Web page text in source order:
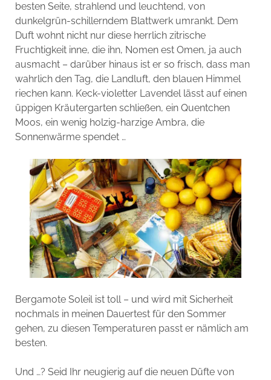
besten Seite, strahlend und leuchtend, von
dunkelgrün-schillerndem Blattwerk umrankt. Dem
Duft wohnt nicht nur diese herrlich zitrische
Fruchtigkeit inne, die ihn, Nomen est Omen, ja auch
ausmacht – darüber hinaus ist er so frisch, dass man
wahrlich den Tag, die Landluft, den blauen Himmel
riechen kann. Keck-violetter Lavendel lässt auf einen
üppigen Kräutergarten schließen, ein Quentchen
Moos, ein wenig holzig-harzige Ambra, die
Sonnenwärme spendet …
Bergamote Soleil ist toll – und wird mit Sicherheit
nochmals in meinen Dauertest für den Sommer
gehen, zu diesen Temperaturen passt er nämlich am
besten.
Und …? Seid Ihr neugierig auf die neuen Düfte von